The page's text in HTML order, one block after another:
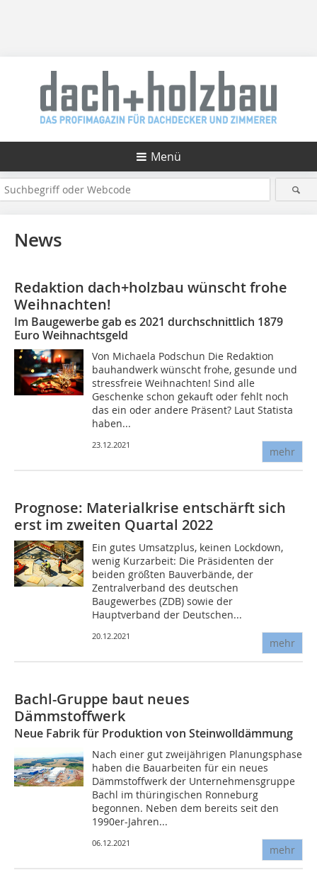
Menü
News
Redaktion dach+holzbau wünscht frohe
Weihnachten!
Im Baugewerbe gab es 2021 durchschnittlich 1879
Euro Weihnachtsgeld
Von Michaela Podschun Die Redaktion
bauhandwerk wünscht frohe, gesunde und
stressfreie Weihnachten! Sind alle
Geschenke schon gekauft oder fehlt noch
das ein oder andere Präsent? Laut Statista
haben...
23.12.2021
mehr
Prognose: Materialkrise entschärft sich
erst im zweiten Quartal 2022
Ein gutes Umsatzplus, keinen Lockdown,
wenig Kurzarbeit: Die Präsidenten der
beiden größten Bauverbände, der
Zentralverband des deutschen
Baugewerbes (ZDB) sowie der
Hauptverband der Deutschen...
20.12.2021
mehr
Bachl-Gruppe baut neues
Dämmstoffwerk
Neue Fabrik für Produktion von Steinwolldämmung
Nach einer gut zweijährigen Planungsphase
haben die Bauarbeiten für ein neues
Dämmstoffwerk der Unternehmensgruppe
Bachl im thüringischen Ronneburg
begonnen. Neben dem bereits seit den
1990er-Jahren...
06.12.2021
mehr